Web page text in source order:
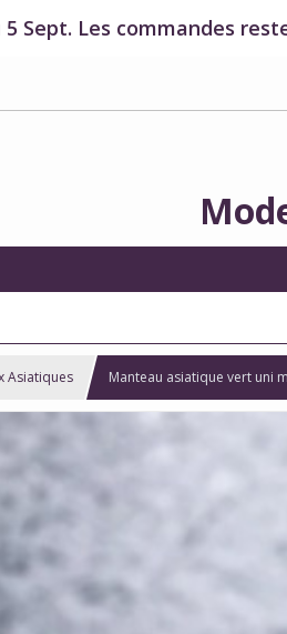
Sept. Les commandes
Asiatiques Manteau asiatique vert uni